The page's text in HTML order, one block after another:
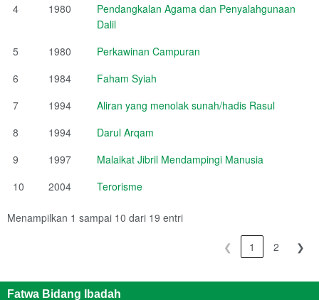
4
1980
Pendangkalan Agama dan Penyalahgunaan
Dalil
5
1980
Perkawinan Campuran
6
1984
Faham Syiah
7
1994
Aliran yang menolak sunah/hadis Rasul
8
1994
Darul Arqam
9
1997
Malaikat Jibril Mendampingi Manusia
10
2004 Terorisme
Menampilkan 1 sampai 10 dari 19 entri
❮ 1 2 ❯
Fatwa Bidang Ibadah